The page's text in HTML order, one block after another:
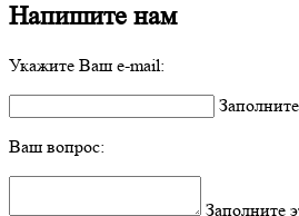
Напишите нам
Укажите Ваш e-mail:
Ваш вопрос:
Заполните